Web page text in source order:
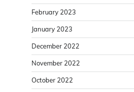
February 2023
January 2023
December 2022
November 2022
October 2022